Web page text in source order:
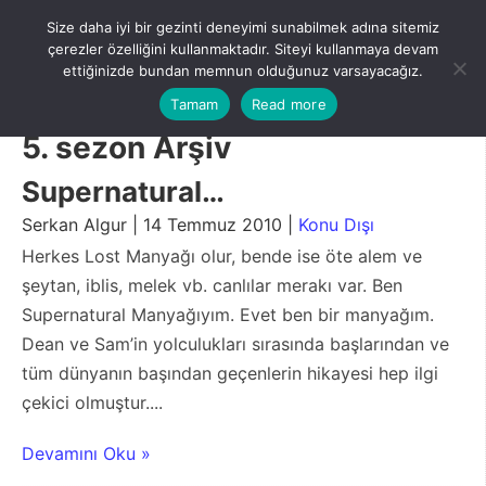
content
Menu
5. sezon Arşiv
Supernatural…
Serkan Algur | 14 Temmuz 2010 | Konu Dışı
Herkes Lost Manyağı olur, bende ise öte alem ve
şeytan, iblis, melek vb. canlılar merakı var. Ben
Supernatural Manyağıyım. Evet ben bir manyağım.
Dean ve Sam’in yolculukları sırasında başlarından ve
tüm dünyanın başından geçenlerin hikayesi hep ilgi
çekici olmuştur....
Devamını Oku »
Size daha iyi bir gezinti deneyimi sunabilmek adına sitemiz
çerezler özelliğini kullanmaktadır. Siteyi kullanmaya devam
ettiğinizde bundan memnun olduğunuz varsayacağız.
Tamam
Read more